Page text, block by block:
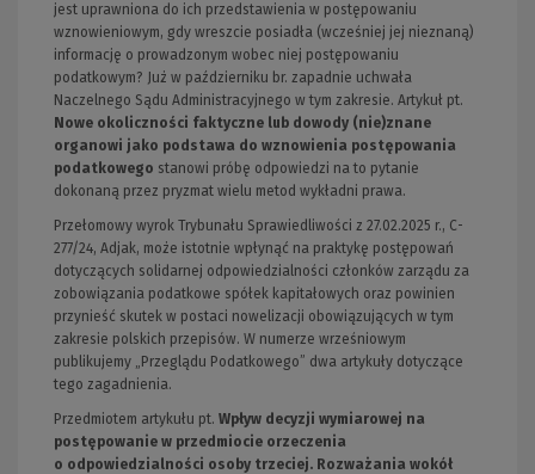
jest uprawniona do ich przedstawienia w postępowaniu
wznowieniowym, gdy wreszcie posiadła (wcześniej jej nieznaną)
informację o prowadzonym wobec niej postępowaniu
podatkowym? Już w październiku br. zapadnie uchwała
Naczelnego Sądu Administracyjnego w tym zakresie. Artykuł pt.
Nowe okoliczności faktyczne lub dowody (nie)znane
organowi jako podstawa do wznowienia postępowania
podatkowego stanowi próbę odpowiedzi na to pytanie
dokonaną przez pryzmat wielu metod wykładni prawa.
Przełomowy wyrok Trybunału Sprawiedliwości z 27.02.2025 r., C-
277/24, Adjak, może istotnie wpłynąć na praktykę postępowań
dotyczących solidarnej odpowiedzialności członków zarządu za
zobowiązania podatkowe spółek kapitałowych oraz powinien
przynieść skutek w postaci nowelizacji obowiązujących w tym
zakresie polskich przepisów. W numerze wrześniowym
publikujemy „Przeglądu Podatkowego” dwa artykuły dotyczące
tego zagadnienia.
Przedmiotem artykułu pt. Wpływ decyzji wymiarowej na
postępowanie w przedmiocie orzeczenia
o odpowiedzialności osoby trzeciej. Rozważania wokół